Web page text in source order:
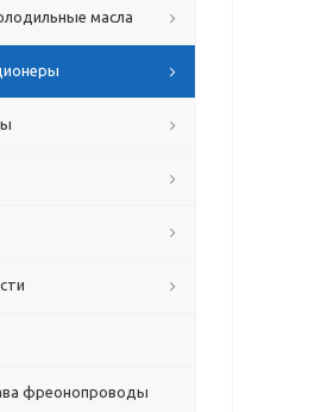
масла
фреонопроводы